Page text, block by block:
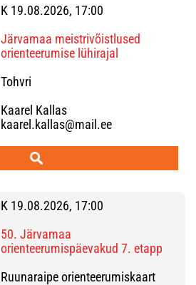
K 19.08.2026, 17:00
Järvamaa meistrivõistlused
orienteerumise lühirajal
Tohvri
Kaarel Kallas
kaarel.kallas@mail.ee
K 19.08.2026, 17:00
50. Järvamaa
orienteerumispäevakud 7. etapp
Ruunaraipe orienteerumiskaart